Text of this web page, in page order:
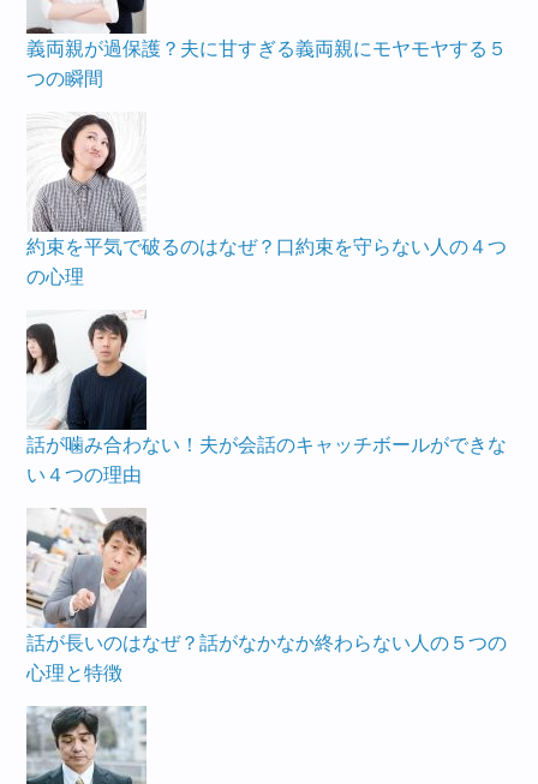
義両親が過保護？夫に甘すぎる義両親にモヤモヤする５
つの瞬間
約束を平気で破るのはなぜ？口約束を守らない人の４つ
の心理
話が噛み合わない！夫が会話のキャッチボールができな
い４つの理由
話が長いのはなぜ？話がなかなか終わらない人の５つの
心理と特徴